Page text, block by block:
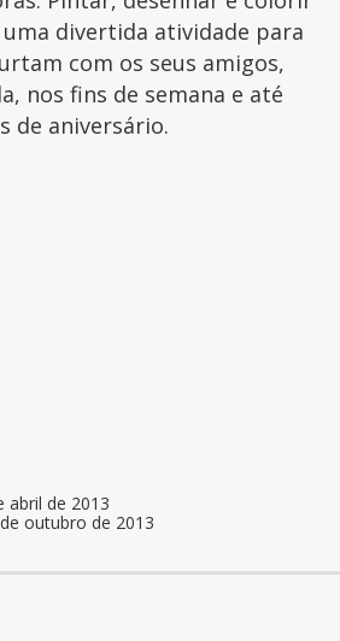
divertida atividade para
com os seus amigos,
nos fins de semana e até
de aniversário.
abril de 2013
outubro de 2013